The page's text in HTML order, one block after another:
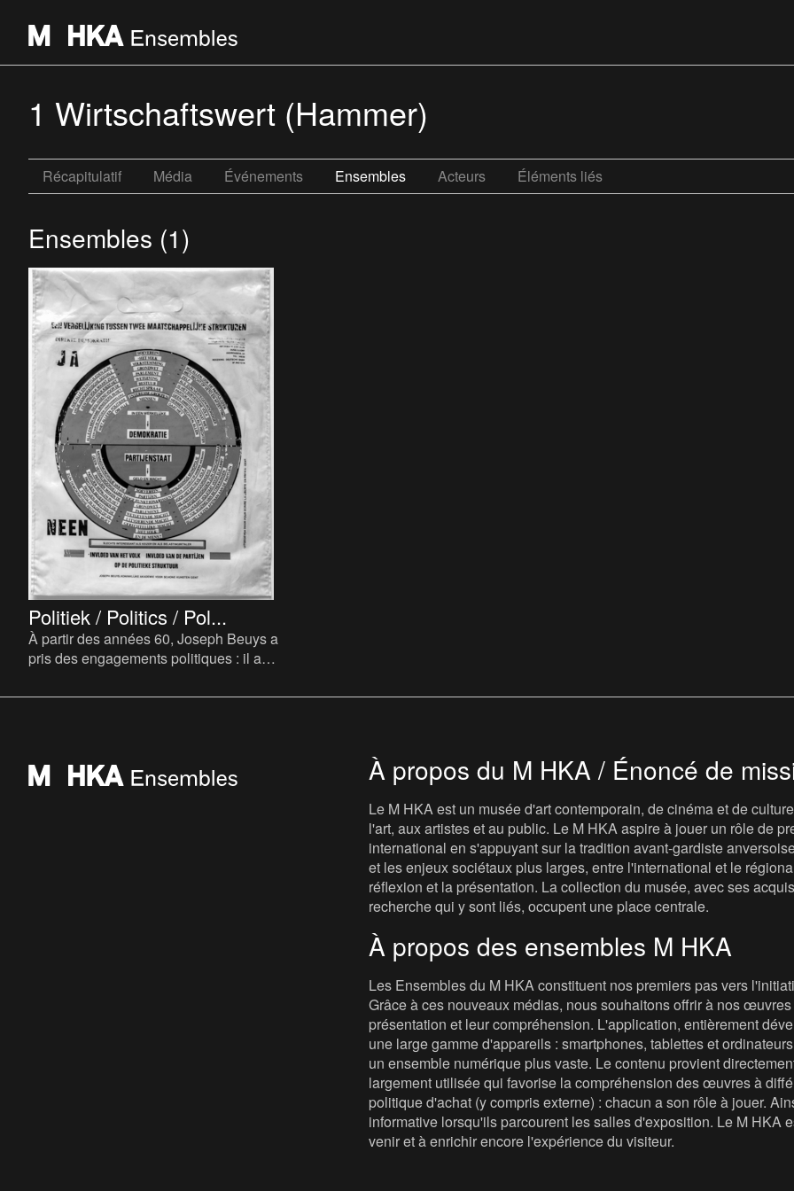
1 Wirtschaftswert (Hammer)
Récapitulatif Média Événements Ensembles Acteurs Éléments liés
Ensembles (1)
Politiek / Politics / Pol...
À partir des années 60, Joseph Beuys a
pris des engagements politiques : il a
organisé, a donné des conf
À propos du M HKA / Énoncé de
Le M HKA est un musée d'art contemporain, de cinéma et de
l'art, aux artistes et au public. Le M HKA aspire à jouer un rôle de
international en s'appuyant sur la tradition avant-gardiste
et les enjeux sociétaux plus larges, entre l'international et le
réflexion et la présentation. La collection du musée, avec ses
recherche qui y sont liés, occupent une place centrale.
À propos des ensembles M HKA
Les Ensembles du M HKA constituent nos premiers pas vers
Grâce à ces nouveaux médias, nous souhaitons offrir à nos
présentation et leur compréhension. L'application, entièrement
une large gamme d'appareils : smartphones, tablettes et
un ensemble numérique plus vaste. Le contenu provient
largement utilisée qui favorise la compréhension des œuvres à
politique d'achat (y compris externe) : chacun a son rôle à jouer.
informative lorsqu'ils parcourent les salles d'exposition. Le M HKA
venir et à enrichir encore l'expérience du visiteur.